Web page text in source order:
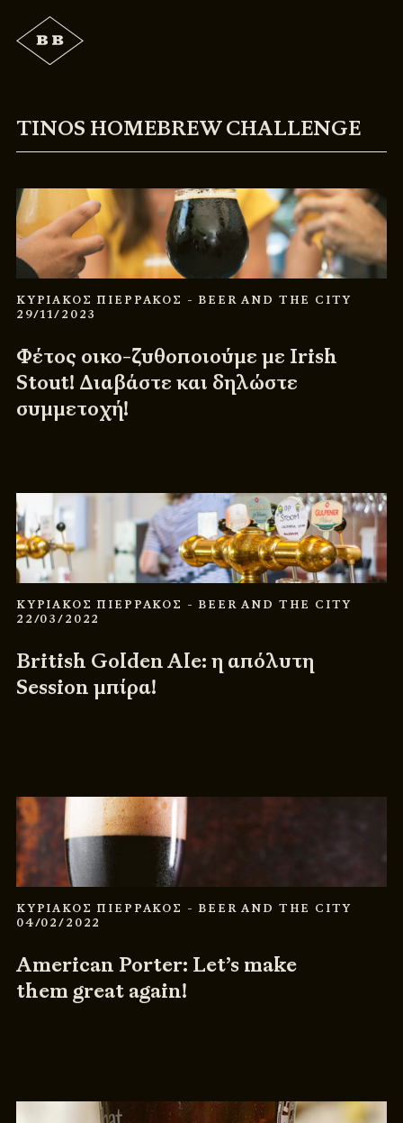
TINOS HOMEBREW CHALLENGE
ΚΥΡΙΑΚΟΣ ΠΙΕΡΡΑΚΟΣ - BEER AND THE CITY
29/11/2023
Φέτος οικο-ζυθοποιούμε με Irish
Stout! Διαβάστε και δηλώστε
συμμετοχή!
ΚΥΡΙΑΚΟΣ ΠΙΕΡΡΑΚΟΣ - BEER AND THE CITY
22/03/2022
British Golden Ale: η απόλυτη
Session μπίρα!
ΚΥΡΙΑΚΟΣ ΠΙΕΡΡΑΚΟΣ - BEER AND THE CITY
04/02/2022
American Porter: Let’s make
them great again!